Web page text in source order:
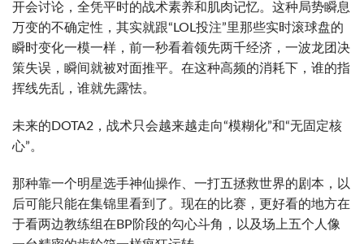
开会讨论，全凭平时的战术素养和肌肉记忆。这种局势瞬息
万变的不确定性，其实就跟“LOL投注”里那些实时滚球盘的
瞬时变化一模一样，前一秒看着领先两千经济，一波龙团决
策失误，瞬间就被对面推平。在这种高频的消耗下，谁的指
挥线先乱，谁就先露怯。
未来的DOTA2，战术只会越来越走向“模糊化”和“无固定核
心”。
那种靠一个明星选手神仙操作、一打五拯救世界的剧本，以
后可能只能在集锦里看到了。现在的比赛，更好看的地方在
于看两边教练组在BP阶段的勾心斗角，以及场上五个人像